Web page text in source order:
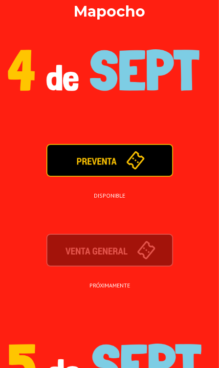
Mapocho
DISPONIBLE
PRÓXIMAMENTE